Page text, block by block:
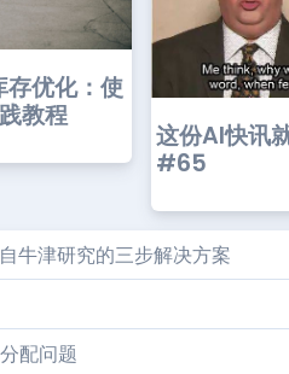
存优化：使
教程
这份AI快讯
#65
牛津研究的三步解决方案
配问题